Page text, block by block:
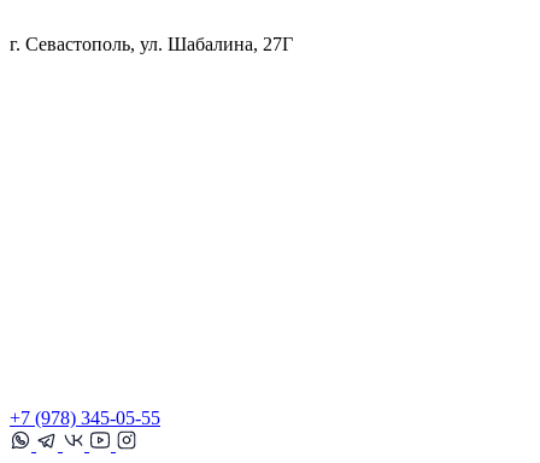
г. Севастополь, ул. Шабалина, 27Г
+7 (978) 345-05-55